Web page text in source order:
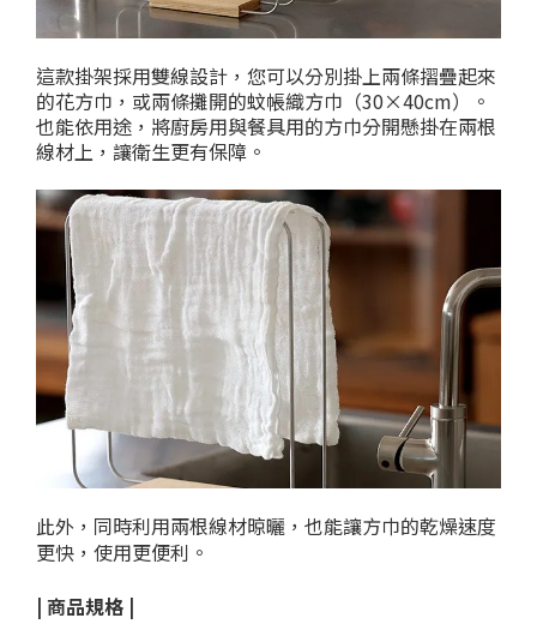
這款掛架採用雙線設計，您可以分別掛上兩條摺疊起來
的花方巾，或兩條攤開的蚊帳織方巾（30×40cm）。
也能依用途，將廚房用與餐具用的方巾分開懸掛在兩根
線材上，讓衛生更有保障。
此外，同時利用兩根線材晾曬，也能讓方巾的乾燥速度
更快，使用更便利。
| 商品規格 |